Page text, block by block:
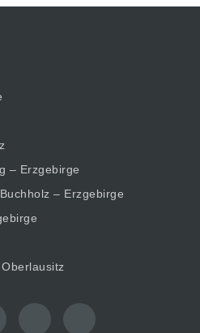
– Erzgebirge
– Erzgebirge